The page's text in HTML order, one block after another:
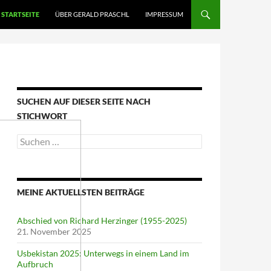
STARTSEITE ÜBER GERALD PRASCHL IMPRESSUM
SUCHEN AUF DIESER SEITE NACH
STICHWORT
Suche
nach:
MEINE AKTUELLSTEN BEITRÄGE
Abschied von Richard Herzinger (1955-2025)
21. November 2025
Usbekistan 2025: Unterwegs in einem Land im
Aufbruch